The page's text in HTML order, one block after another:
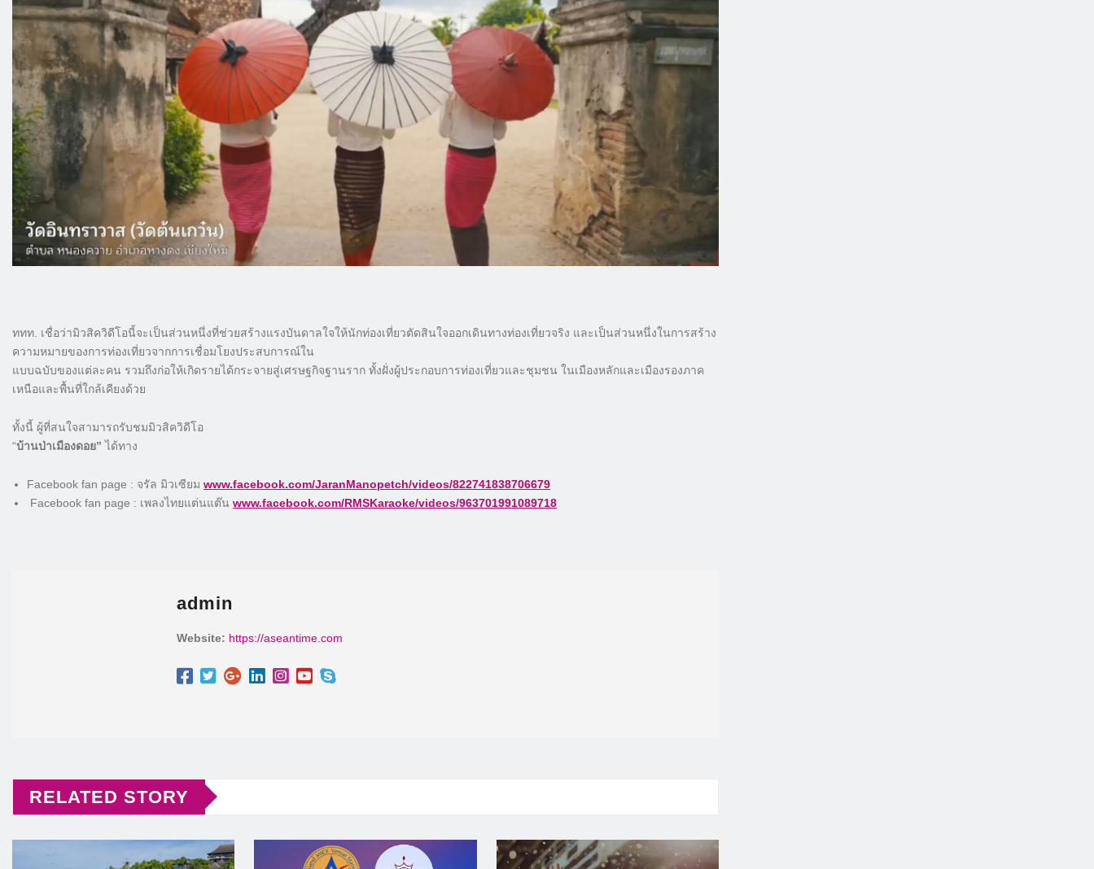
ททท. เชื่อว่ามิวสิควิดีโอนี้จะเป็นส่วนหนึ่งที่ช่วยสร้างแรงบันดาลใจให้นักท่องเที่ยวตัดสินใจออกเดินทางท่องเที่ยวจริง และเป็นส่วนหนึ่งในการสร้าง
ความหมายของการท่องเที่ยวจากการเชื่อมโยงประสบการณ์ใน
แบบฉบับของแต่ละคน รวมถึงก่อให้เกิดรายได้กระจายสู่เศรษฐกิจฐานราก ทั้งฝั่งผู้ประกอบการท่องเที่ยวและชุมชน ในเมืองหลักและเมืองรองภาค
เหนือและพื้นที่ใกล้เคียงด้วย
ทั้งนี้ ผู้ที่สนใจสามารถรับชมมิวสิควิดีโอ
“บ้านป่าเมืองดอย” ได้ทาง
Facebook fan page : จรัล มิวเซียม www.facebook.com/JaranManopetch/videos/822741838706679
Facebook fan page : เพลงไทยแต่นแต๊น www.facebook.com/RMSKaraoke/videos/963701991089718
admin
Website: https://aseantime.com
RELATED STORY